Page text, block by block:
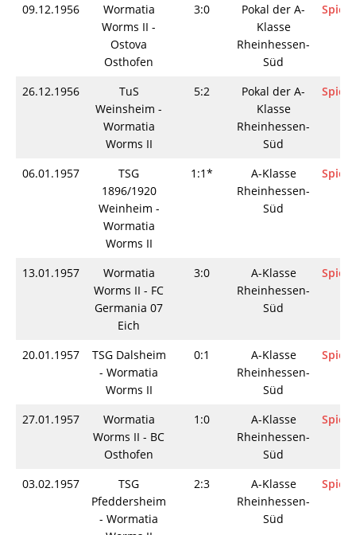
09.12.1956
Wormatia
Worms II -
Ostova
Osthofen
3:0
Pokal der A-
Klasse
Rheinhessen-
Süd
26.12.1956
TuS
Weinsheim -
Wormatia
Worms II
5:2
Pokal der A-
Klasse
Rheinhessen-
Süd
06.01.1957
TSG
1896/1920
Weinheim -
Wormatia
Worms II
1:1*
A-Klasse
Rheinhessen-
Süd
13.01.1957
Wormatia
Worms II - FC
Germania 07
Eich
3:0
A-Klasse
Rheinhessen-
Süd
20.01.1957
TSG Dalsheim
- Wormatia
Worms II
0:1
A-Klasse
Rheinhessen-
Süd
27.01.1957
Wormatia
Worms II - BC
Osthofen
1:0
A-Klasse
Rheinhessen-
Süd
03.02.1957
TSG
Pfeddersheim
- Wormatia
2:3
A-Klasse
Rheinhessen-
Süd